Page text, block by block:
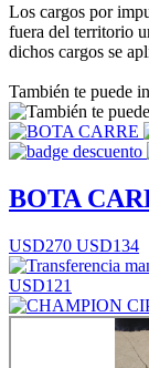
Los cargos por
fuera del territorio
dichos cargos se
También te puede
BOTA
USD270 USD134
USD121